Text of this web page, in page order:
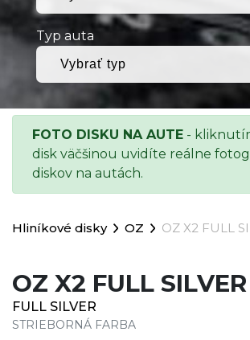
Typ auta
FOTO DISKU NA AUTE -
disk väčšinou uvidíte reálne
diskov na autách.
Hliníkové disky OZ OZ X2 FULL
OZ X2 FULL SILVER
FULL SILVER
STRIEBORNÁ FARBA